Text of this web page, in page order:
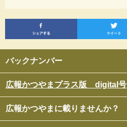
バックナンバー
広報かつやまプラス版 digital号
広報かつやまに載りませんか？